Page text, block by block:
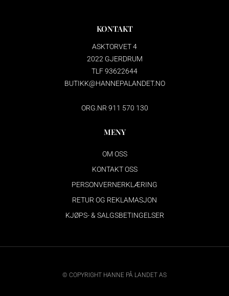
KONTAKT
ASKTORVET 4
2022 GJERDRUM
TLF 93622644
BUTIKK@HANNEPALANDET.NO
ORG.NR 911 570 130
MENY
OM OSS
KONTAKT OSS
PERSONVERNERKLÆRING
RETUR OG REKLAMASJON
KJØPS- & SALGSBETINGELSER
© COPYRIGHT HANNE PÅ LANDET AS